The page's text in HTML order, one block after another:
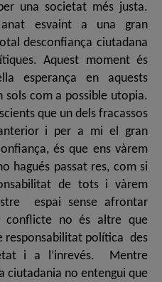
una societat més justa.
anat esvaint a una gran
desconfiança ciutadana
Aquest moment és
esperança en aquests
com a possible utopia.
que un dels fracassos
i per a mi el gran
és que ens vàrem
hagués passat res, com si
de tots i vàrem
espai sense afrontar
no és altre que
responsabilitat política des
i a l’inrevés. Mentre
ciutadania no entengui que